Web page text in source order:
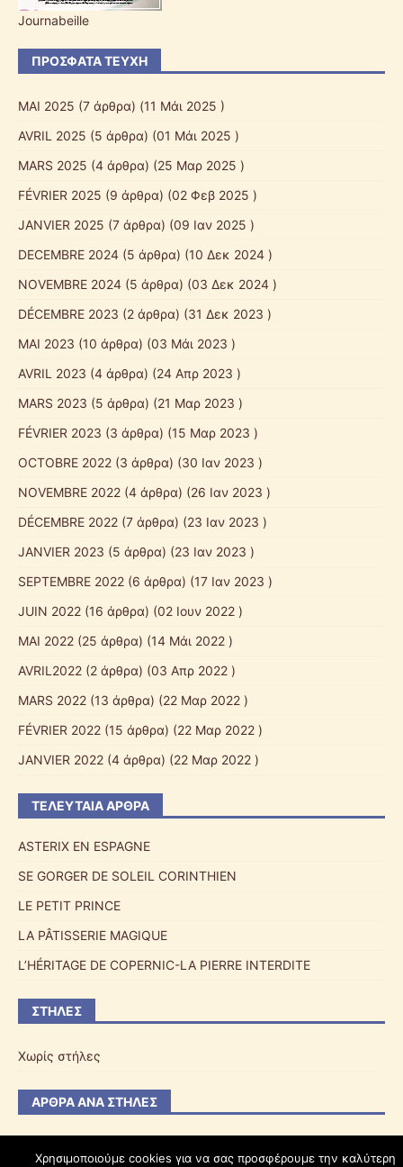
Journabeille
ΠΡΌΣΦΑΤΑ ΤΕΎΧΗ
ΜΑΙ 2025 (7 άρθρα) (11 Μάι 2025 )
AVRIL 2025 (5 άρθρα) (01 Μάι 2025 )
MARS 2025 (4 άρθρα) (25 Μαρ 2025 )
FÉVRIER 2025 (9 άρθρα) (02 Φεβ 2025 )
JANVIER 2025 (7 άρθρα) (09 Ιαν 2025 )
DECEMBRE 2024 (5 άρθρα) (10 Δεκ 2024 )
NOVEMBRE 2024 (5 άρθρα) (03 Δεκ 2024 )
DÉCEMBRE 2023 (2 άρθρα) (31 Δεκ 2023 )
MAI 2023 (10 άρθρα) (03 Μάι 2023 )
AVRIL 2023 (4 άρθρα) (24 Απρ 2023 )
MARS 2023 (5 άρθρα) (21 Μαρ 2023 )
FÉVRIER 2023 (3 άρθρα) (15 Μαρ 2023 )
OCTOBRE 2022 (3 άρθρα) (30 Ιαν 2023 )
NOVEMBRE 2022 (4 άρθρα) (26 Ιαν 2023 )
DÉCEMBRE 2022 (7 άρθρα) (23 Ιαν 2023 )
JANVIER 2023 (5 άρθρα) (23 Ιαν 2023 )
SEPTEMBRE 2022 (6 άρθρα) (17 Ιαν 2023 )
JUIN 2022 (16 άρθρα) (02 Ιουν 2022 )
MAI 2022 (25 άρθρα) (14 Μάι 2022 )
AVRIL2022 (2 άρθρα) (03 Απρ 2022 )
MARS 2022 (13 άρθρα) (22 Μαρ 2022 )
FÉVRIER 2022 (15 άρθρα) (22 Μαρ 2022 )
JANVIER 2022 (4 άρθρα) (22 Μαρ 2022 )
ΤΕΛΕΥΤΑΊΑ ΆΡΘΡΑ
ASTERIX EN ESPAGNE
SE GORGER DE SOLEIL CORINTHIEN
LE PETIT PRINCE
LA PÂTISSERIE MAGIQUE
L’HÉRITAGE DE COPERNIC-LA PIERRE INTERDITE
ΣΤΉΛΕΣ
Χωρίς στήλες
ΆΡΘΡΑ ΑΝΆ ΣΤΉΛΕΣ
Χρησιμοποιούμε cookies για να σας προσφέρουμε την καλύτερη